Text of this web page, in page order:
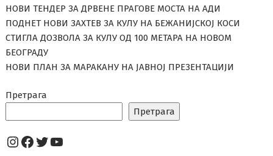
НОВИ ТЕНДЕР ЗА ДРВЕНЕ ПРАГОВЕ МОСТА НА АДИ
ПОДНЕТ НОВИ ЗАХТЕВ ЗА КУЛУ НА БЕЖАНИЈСКОЈ КОСИ
СТИГЛА ДОЗВОЛА ЗА КУЛУ ОД 100 МЕТАРА НА НОВОМ
БЕОГРАДУ
НОВИ ПЛАН ЗА МАРАКАНУ НА ЈАВНОЈ ПРЕЗЕНТАЦИЈИ
Претрага
Претрага
Instagram
Facebook
Twitter
YouTube